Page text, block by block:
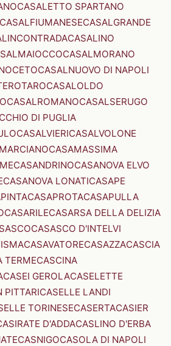
CASALETTO SPARTANO
CASALFIUMANESECASALGRANDE
CASALINO
CASALMORANO
CASALNUOVO DI NAPOLI
CASALOLDO
CASALROMANOCASALSERUGO
DI PUGLIA
CASALVIERICASALVOLONE
CASAMASSIMA
CASANDRINOCASANOVA ELVO
CASANOVA LONATICASAPE
CASAPROTACASAPULLA
CASARILECASARSA DELLA DELIZIA
CASASCO D'INTELVI
CASAVATORECASAZZACASCIA
TERMECASCINA
CASEI GEROLACASELETTE
PITTARICASELLE LANDI
TORINESECASERTACASIER
D'ADDACASLINO D'ERBA
CASNIGOCASOLA DI NAPOLI